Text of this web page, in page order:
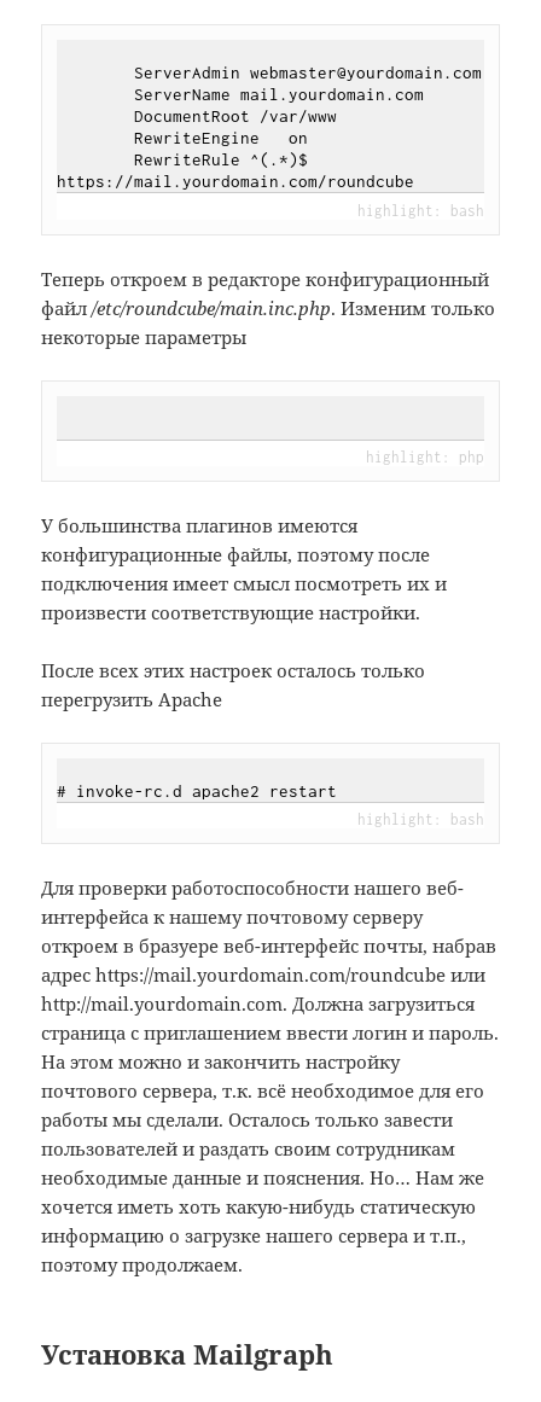
        DocumentRoot /var/www
        RewriteEngine   on
        RewriteRule ^(.*)$
Теперь откроем в редакторе конфигурационный
файл/etc/roundcube/main.inc.php. Изменим только
некоторые параметры
У большинства плагинов имеются
конфигурационные файлы, поэтому после
подключения имеет смысл посмотреть их и
произвести соответствующие настройки.
После всех этих настроек осталось только
перегрузить Apache
Для проверки работоспособности нашего веб-
интерфейса к нашему почтовому серверу
откроем в бразуере веб-интерфейс почты, набрав
адрес https://mail.yourdomain.com/roundcube или
http://mail.yourdomain.com. Должна загрузиться
страница с приглашением ввести логин и пароль.
На этом можно и закончить настройку
почтового сервера, т.к. всё необходимое для его
работы мы сделали. Осталось только завести
пользователей и раздать своим сотрудникам
необходимые данные и пояснения. Но… Нам же
хочется иметь хоть какую-нибудь статическую
информацию о загрузке нашего сервера и т.п.,
поэтому продолжаем.
Установка Mailgraph